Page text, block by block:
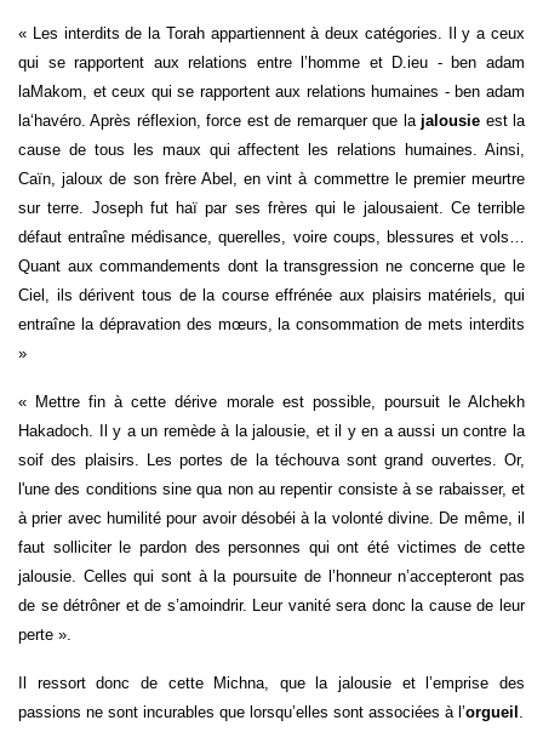
« Les interdits de la Torah appartiennent à deux catégories. Il y a ceux
qui se rapportent aux relations entre l’homme et D.ieu - ben adam
laMakom, et ceux qui se rapportent aux relations humaines - ben adam
la‘havéro. Après réflexion, force est de remarquer que la jalousie est la
cause de tous les maux qui affectent les relations humaines. Ainsi,
Caïn, jaloux de son frère Abel, en vint à commettre le premier meurtre
sur terre. Joseph fut haï par ses frères qui le jalousaient. Ce terrible
défaut entraîne médisance, querelles, voire coups, blessures et vols…
Quant aux commandements dont la transgression ne concerne que le
Ciel, ils dérivent tous de la course effrénée aux plaisirs matériels, qui
entraîne la dépravation des mœurs, la consommation de mets interdits
»
« Mettre fin à cette dérive morale est possible, poursuit le Alchekh
Hakadoch. Il y a un remède à la jalousie, et il y en a aussi un contre la
soif des plaisirs. Les portes de la téchouva sont grand ouvertes. Or,
l'une des conditions sine qua non au repentir consiste à se rabaisser, et
à prier avec humilité pour avoir désobéi à la volonté divine. De même, il
faut solliciter le pardon des personnes qui ont été victimes de cette
jalousie. Celles qui sont à la poursuite de l’honneur n’accepteront pas
de se détrôner et de s’amoindrir. Leur vanité sera donc la cause de leur
perte ».
Il ressort donc de cette Michna, que la jalousie et l’emprise des
passions ne sont incurables que lorsqu’elles sont associées à l’orgueil